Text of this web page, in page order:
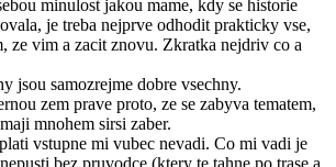
minulost jakou mame, kdy se historie
je treba nejprve odhodit prakticky vse,
ze vim a zacit znovu. Zkratka nejdriv co a
jsou samozrejme dobre vsechny.
zem prave proto, ze se zabyva tematem,
mnohem sirsi zaber.
vstupne mi vubec nevadi. Co mi vadi je